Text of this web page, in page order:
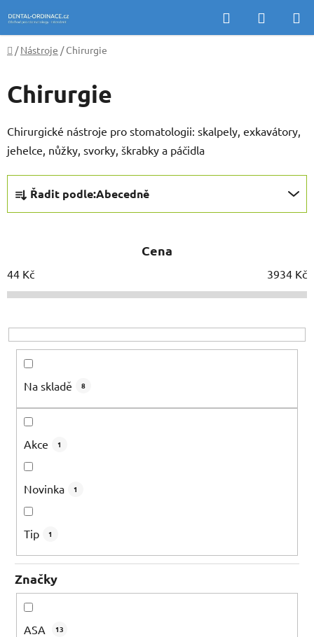
na
obsah
Hledat
KOŠÍK
Domů
/ Nástroje / Chirurgie
Chirurgie
Chirurgické nástroje pro stomatologii: skalpely, exkavátory,
jehelce, nůžky, svorky, škrabky a páčidla
z
í
p
o
d
Řadit podle:Abecedně
Cena
44 Kč 3934 Kč
Na skladě 8
Akce 1
Novinka 1
Tip 1
Značky
ASA 13